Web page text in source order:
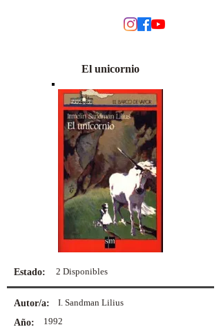
El unicornio
Estado: 2 Disponibles
Autor/a:
I. Sandman Lilius
Año:
1992